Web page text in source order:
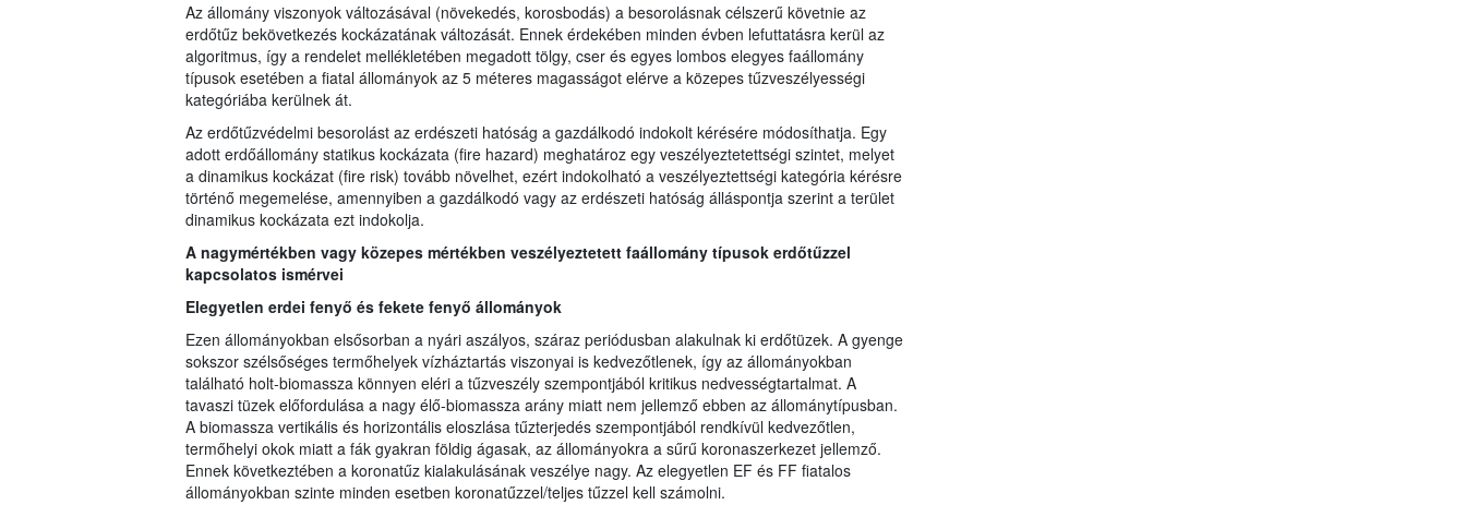
Az állomány viszonyok változásával (növekedés, korosbodás) a besorolásnak célszerű követnie az
erdőtűz bekövetkezés kockázatának változását. Ennek érdekében minden évben lefuttatásra kerül az
algoritmus, így a rendelet mellékletében megadott tölgy, cser és egyes lombos elegyes faállomány
típusok esetében a fiatal állományok az 5 méteres magasságot elérve a közepes tűzveszélyességi
kategóriába kerülnek át.
Az erdőtűzvédelmi besorolást az erdészeti hatóság a gazdálkodó indokolt kérésére módosíthatja. Egy
adott erdőállomány statikus kockázata (fire hazard) meghatároz egy veszélyeztetettségi szintet, melyet
a dinamikus kockázat (fire risk) tovább növelhet, ezért indokolható a veszélyeztettségi kategória kérésre
történő megemelése, amennyiben a gazdálkodó vagy az erdészeti hatóság álláspontja szerint a terület
dinamikus kockázata ezt indokolja.
A nagymértékben vagy közepes mértékben veszélyeztetett faállomány típusok erdőtűzzel
kapcsolatos ismérvei
Elegyetlen erdei fenyő és fekete fenyő állományok
Ezen állományokban elsősorban a nyári aszályos, száraz periódusban alakulnak ki erdőtüzek. A gyenge
sokszor szélsőséges termőhelyek vízháztartás viszonyai is kedvezőtlenek, így az állományokban
található holt-biomassza könnyen eléri a tűzveszély szempontjából kritikus nedvességtartalmat. A
tavaszi tüzek előfordulása a nagy élő-biomassza arány miatt nem jellemző ebben az állománytípusban.
A biomassza vertikális és horizontális eloszlása tűzterjedés szempontjából rendkívül kedvezőtlen,
termőhelyi okok miatt a fák gyakran földig ágasak, az állományokra a sűrű koronaszerkezet jellemző.
Ennek következtében a koronatűz kialakulásának veszélye nagy. Az elegyetlen EF és FF fiatalos
állományokban szinte minden esetben koronatűzzel/teljes tűzzel kell számolni.